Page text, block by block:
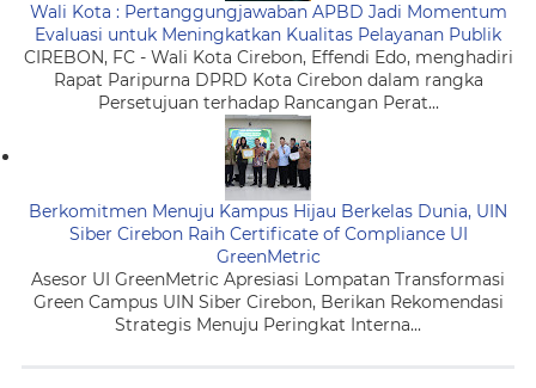
Wali Kota : Pertanggungjawaban APBD Jadi Momentum
Evaluasi untuk Meningkatkan Kualitas Pelayanan Publik
CIREBON, FC - Wali Kota Cirebon, Effendi Edo, menghadiri
Rapat Paripurna DPRD Kota Cirebon dalam rangka
Persetujuan terhadap Rancangan Perat...
Berkomitmen Menuju Kampus Hijau Berkelas Dunia, UIN
Siber Cirebon Raih Certificate of Compliance UI
GreenMetric
Asesor UI GreenMetric Apresiasi Lompatan Transformasi
Green Campus UIN Siber Cirebon, Berikan Rekomendasi
Strategis Menuju Peringkat Interna...